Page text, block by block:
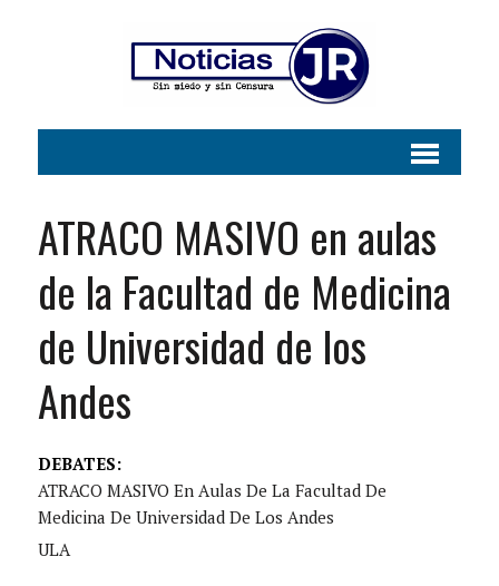
ATRACO MASIVO en aulas
de la Facultad de Medicina
de Universidad de los
Andes
DEBATES:
ATRACO MASIVO En Aulas De La Facultad De
Medicina De Universidad De Los Andes
ULA